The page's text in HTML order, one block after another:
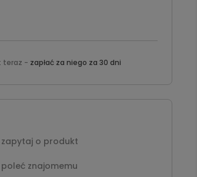
teraz - zapłać za niego za 30 dni
zapytaj o produkt
poleć znajomemu